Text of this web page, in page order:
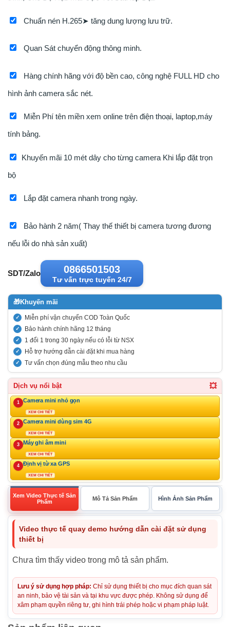
Chuẩn nén H.265➤ tăng dung lượng lưu trữ.
Quan Sát chuyển động thông minh.
Hàng chính hãng với độ bền cao, công nghệ FULL HD cho
hình ảnh camera sắc nét.
Miễn Phí tên miền xem online trên điện thoại, laptop,máy
tính bảng.
Khuyến mãi 10 mét dây cho từng camera Khi lắp đặt trọn
bộ
Lắp đặt camera nhanh trong ngày.
Bảo hành 2 năm( Thay thế thiết bị camera tương đương
nếu lỗi do nhà sản xuất)
SDT/Zalo 0866501503
Tư vấn trực tuyến 24/7
🎁Khuyến mãi
Miễn phí vận chuyển COD Toàn Quốc
Bảo hành chính hãng 12 tháng
1 đổi 1 trong 30 ngày nếu có lỗi từ NSX
Hỗ trợ hướng dẫn cài đặt khi mua hàng
Tư vấn chọn đúng mẫu theo nhu cầu
Dịch vụ nổi bật 💥
1 Camera mini nhỏ gọn
XEM CHI TIẾT
2 Camera mini dùng sim 4G
XEM CHI TIẾT
3 Máy ghi âm mini
XEM CHI TIẾT
4 Định vị từ xa GPS
XEM CHI TIẾT
Xem Video Thực tế Sản
Phẩm
Mô Tả Sản Phẩm Hình Ảnh Sản Phẩm
Video thực tế quay demo hướng dẫn cài đặt sử dụng
thiết bị
Chưa tìm thấy video trong mô tả sản phẩm.
Lưu ý sử dụng hợp pháp: Chỉ sử dụng thiết bị cho mục đích quan sát
an ninh, bảo vệ tài sản và tại khu vực được phép. Không sử dụng để
xâm phạm quyền riêng tư, ghi hình trái phép hoặc vi phạm pháp luật.